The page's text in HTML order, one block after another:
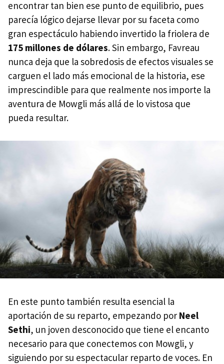
encontrar tan bien ese punto de equilibrio, pues
parecía lógico dejarse llevar por su faceta como
gran espectáculo habiendo invertido la friolera de
175 millones de dólares. Sin embargo, Favreau
nunca deja que la sobredosis de efectos visuales se
carguen el lado más emocional de la historia, ese
imprescindible para que realmente nos importe la
aventura de Mowgli más allá de lo vistosa que
pueda resultar.
En este punto también resulta esencial la
aportación de su reparto, empezando por Neel
Sethi, un joven desconocido que tiene el encanto
necesario para que conectemos con Mowgli, y
siguiendo por su espectacular reparto de voces. En